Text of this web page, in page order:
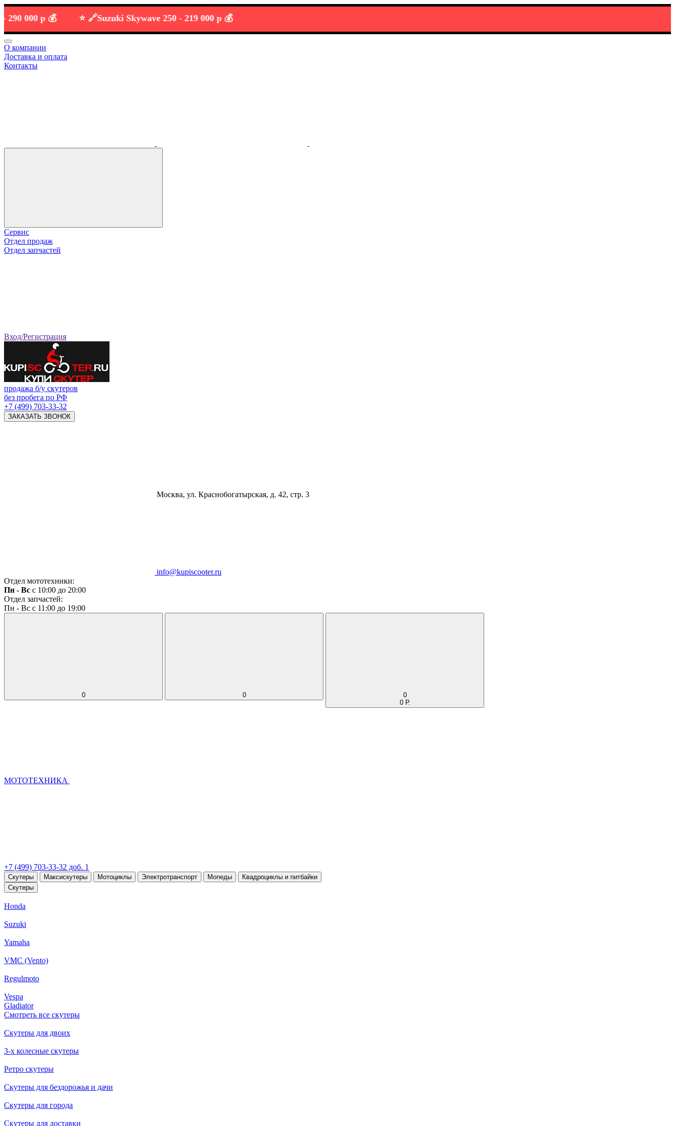
000 р 💰 Suzuki Skywave 250 -219 000 р 💰
О компании
Доставка и оплата
Контакты
Сервис
Отдел продаж
Отдел запчастей
Вход/Регистрация
продажа б/у скутеров
без пробега по РФ
+7 (499) 703-33-32
ЗАКАЗАТЬ ЗВОНОК
Москва, ул. Краснобогатырская, д. 42, стр. 3
info@kupiscooter.ru
Отдел мототехники:
Пн - Вс с 10:00 до 20:00
Отдел запчастей:
Пн - Вс с 11:00 до 19:00
0 0
0
0 Р.
МОТОТЕХНИКА
+7 (499) 703-33-32 доб. 1
Скутеры Максискутеры Мотоциклы Электротранспорт Мопеды
Квадроциклы и питбайки
Скутеры
Honda
Suzuki
Yamaha
VMC (Vento)
Regulmoto
Vespa
Gladiator
Смотреть все скутеры
Скутеры для двоих
3-х колесные скутеры
Ретро скутеры
Скутеры для бездорожья и дачи
Скутеры для города
Скутеры для доставки